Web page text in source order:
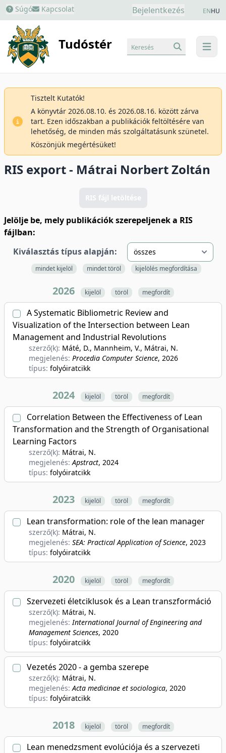
Súgó Kapcsolat Bejelentkezés ENHU
Tudóstér menu
Keresés
Tisztelt Kutatók!
A könyvtár 2026.08.10. és 2026.08.16. között zárva
tart. Ezen időszakban a publikációk feltöltésére van
lehetőség, de minden más szolgáltatásunk szünetel.
Köszönjük megértésüket!
RIS export - Mátrai Norbert Zoltán
RIS fájl letöltése
Jelölje be, mely publikációk szerepeljenek a RIS
fájlban:
Kiválasztás típus alapján:
mindet kijelöl mindet töröl kijelölés megfordítása
2026 kijelöl töröl megfordít
A Systematic Bibliometric Review and
Visualization of the Intersection between Lean
Management and Industrial Revolutions
szerző(k): Máté, D., Mannheim, V., Mátrai, N.
megjelenés: Procedia Computer Science, 2026
típus: folyóiratcikk
2024 kijelöl töröl megfordít
Correlation Between the Effectiveness of Lean
Transformation and the Strength of Organisational
Learning Factors
szerző(k): Mátrai, N.
megjelenés:Apstract, 2024
típus: folyóiratcikk
2023 kijelöl töröl megfordít
Lean transformation: role of the lean manager
szerző(k): Mátrai, N.
megjelenés: SEA: Practical Application of Science, 2023
típus: folyóiratcikk
2020 kijelöl töröl megfordít
Szervezeti életciklusok és a Lean transzformáció
szerző(k): Mátrai, N.
megjelenés:International Journal of Engineering and
Management Sciences, 2020
típus: folyóiratcikk
Vezetés 2020 - a gemba szerepe
szerző(k): Mátrai, N.
megjelenés:Acta medicinae et sociologica, 2020
típus: folyóiratcikk
2018 kijelöl töröl megfordít
Lean menedzsment evolúciója és a szervezeti